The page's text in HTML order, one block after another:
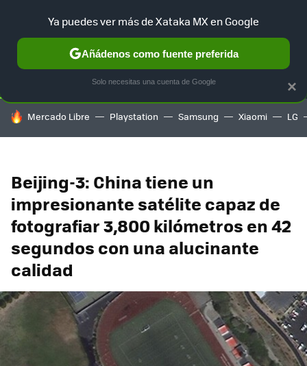
SELECCIÓN GAMING HOME AUTO TERRITORIO
HOY SE HABLA DE
Mercado Libre Playstation Samsung Xiaomi LG
Beijing-3: China tiene un
impresionante satélite capaz de
fotografiar 3,800 kilómetros en 42
segundos con una alucinante
calidad
×
Ya puedes ver más de Xataka MX en Google
Añádenos como fuente preferida
Solo necesitas una cuenta de Google